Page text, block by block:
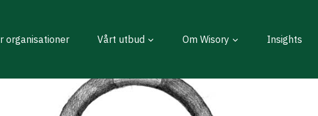
organisationer Vårt utbud Om Wisory Insights